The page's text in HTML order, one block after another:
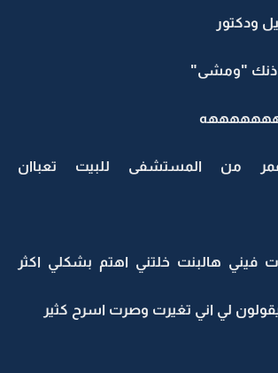
ودكتور
"ومشى"
من المستشفى للبيت تعباان
فيني هالبنت خلتني اهتم بشكلي اكثر
لي اني تغيرت وصرت اسرح كثير